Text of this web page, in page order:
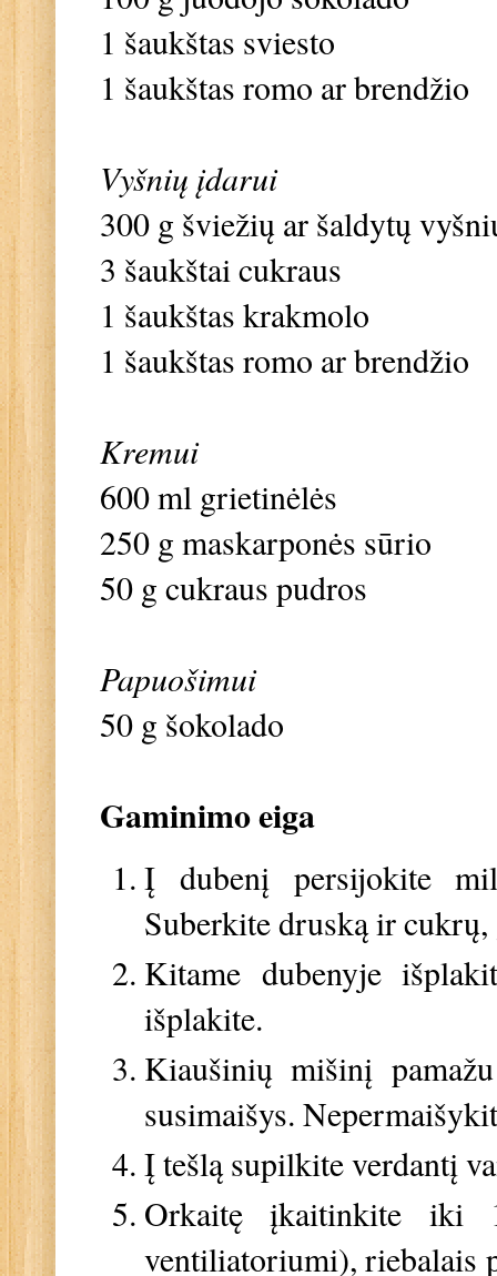
1 šaukštas sviesto
1 šaukštas romo ar brendžio
Vyšnių įdarui
300 g šviežių ar šaldytų
3 šaukštai cukraus
1 šaukštas krakmolo
1 šaukštas romo ar brendžio
Kremui
600 ml grietinėlės
250 g maskarponės sūrio
50 g cukraus pudros
Papuošimui
50 g šokolado
Gaminimo eiga
Į dubenį persijokite
Suberkite druską ir
Kitame dubenyje
išplakite.
Kiaušinių mišinį
susimaišys.
Į tešlą supilkite verdantį
Orkaitę įkaitinkite iki
ventiliatoriumi), riebalais